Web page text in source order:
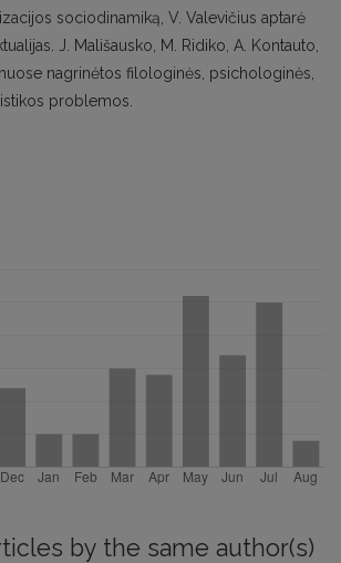
sociodinamiką, V. Valevičius aptarė
J. Mališausko, M. Ridiko, A. Kontauto,
nagrinėtos filologinės, psichologinės,
problemos.
by the same author(s)